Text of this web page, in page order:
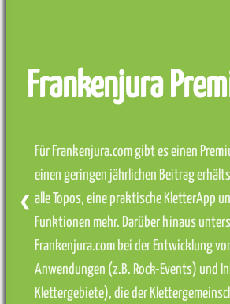
Frankenjura
Für Frankenjura.com gibt es einen
einen geringen jährlichen Beitrag
alle Topos, eine praktische KletterApp
Funktionen mehr. Darüber hinaus
Frankenjura.com bei der Entwicklung
Anwendungen (z.B. Rock-Events) und
Klettergebiete), die der
❮